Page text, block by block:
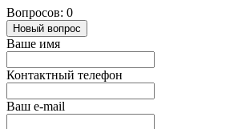
Вопросов: 0
Новый вопрос
Ваше имя
Контактный телефон
Ваш e-mail